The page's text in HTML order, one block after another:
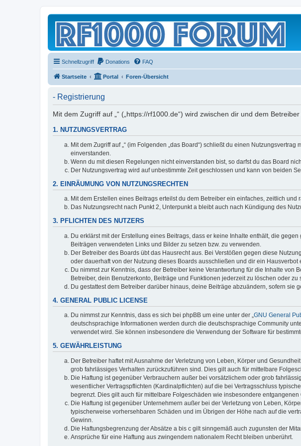
Schnellzugriff Donations FAQ
Startseite Portal Foren-Übersicht
- Registrierung
Mit dem Zugriff auf „“ („https://rf1000.de“) wird zwischen dir und dem
1. NUTZUNGSVERTRAG
Mit dem Zugriff auf „“ (im Folgenden „das Board“) schließt du einen
einverstanden.
Wenn du mit diesen Regelungen nicht einverstanden bist, so darfst du das Board
Der Nutzungsvertrag wird auf unbestimmte Zeit geschlossen und kann von beiden
2. EINRÄUMUNG VON NUTZUNGSRECHTEN
Mit dem Erstellen eines Beitrags erteilst du dem Betreiber ein einfaches, zeitlich
Das Nutzungsrecht nach Punkt 2, Unterpunkt a bleibt auch nach Kündigung des
3. PFLICHTEN DES NUTZERS
Du erklärst mit der Erstellung eines Beitrags, dass er keine Inhalte enthält, die
Beiträgen verwendeten Links und Bilder zu setzen bzw. zu verwenden.
Der Betreiber des Boards übt das Hausrecht aus. Bei Verstößen gegen diese
oder dauerhaft von der Nutzung dieses Boards ausschließen und dir ein Hausverbot
Du nimmst zur Kenntnis, dass der Betreiber keine Verantwortung für die Inhalte
Betreiber, dein Benutzerkonto, Beiträge und Funktionen jederzeit zu löschen oder zu
Du gestattest dem Betreiber darüber hinaus, deine Beiträge abzuändern, sofern sie
4. GENERAL PUBLIC LICENSE
Du nimmst zur Kenntnis, dass es sich bei phpBB um eine unter der „GNU General
deutschsprachige Informationen werden durch die deutschsprachige Community
verwendet wird. Sie können insbesondere die Verwendung der Software für
5. GEWÄHRLEISTUNG
Der Betreiber haftet mit Ausnahme der Verletzung von Leben, Körper und
grob fahrlässiges Verhalten zurückzuführen sind. Dies gilt auch für mittelbare
Die Haftung ist gegenüber Verbrauchern außer bei vorsätzlichem oder grob
wesentlicher Vertragspflichten (Kardinalpflichten) auf die bei Vertragsschluss
begrenzt. Dies gilt auch für mittelbare Folgeschäden wie insbesondere entgangenen
Die Haftung ist gegenüber Unternehmern außer bei der Verletzung von Leben,
typischerweise vorhersehbaren Schäden und im Übrigen der Höhe nach auf die
Gewinn.
Die Haftungsbegrenzung der Absätze a bis c gilt sinngemäß auch zugunsten der
Ansprüche für eine Haftung aus zwingendem nationalem Recht bleiben unberührt.